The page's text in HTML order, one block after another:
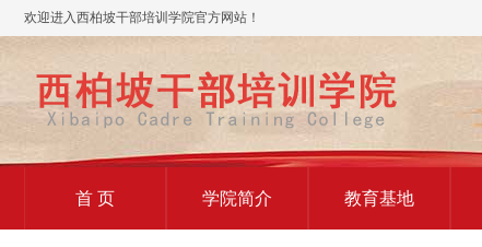
欢迎进入西柏坡干部培训学院官方网站！
首 页 学院简介 教育基地